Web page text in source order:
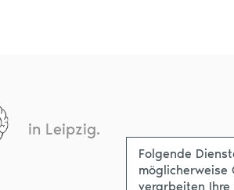
in Leipzig.
Folgende
möglicherweise
verarbeiten